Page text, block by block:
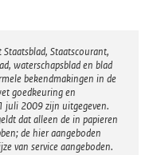
Staatscourant,
waterschapsblad en blad
bekendmakingen in de
goedkeuring en
juli 2009 zijn uitgegeven.
dat alleen de in papieren
de hier aangeboden
van service aangeboden.